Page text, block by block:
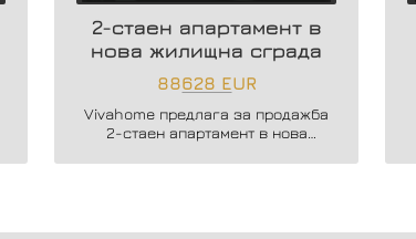
2-стаен апартамент в
нова жилищна сграда
88628 EUR
Vivahome предлага за продажба
2-стаен апартамент в нова
Варненчик.